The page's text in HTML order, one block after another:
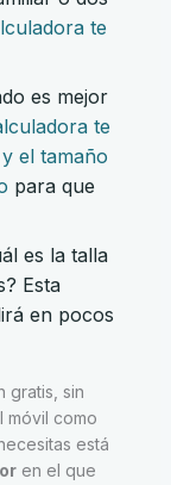
te
es mejor
te
el tamaño
para que
es la talla
Esta
en pocos
gratis, sin
como
está
en el que